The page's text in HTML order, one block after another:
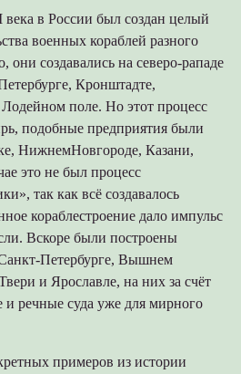
в России был создан целый
военных кораблей разного
они создавались на cеверо-pападе
Кронштадте,
поле. Но этот процесс
подобные предприятия были
НижнемНовгороде, Казани,
это не был процесс
так как всё создавалось
кораблестроение дало импульс
Вскоре были построены
Петербурге, Вышнем
и Ярославле, на них за счёт
и речные суда уже для мирного
примеров из истории